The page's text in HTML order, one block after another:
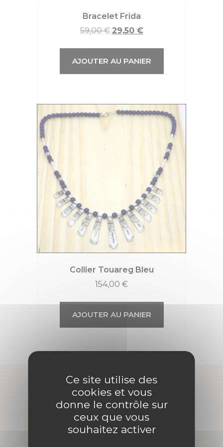
Bracelet Frida
59,00€ 29,50 €
AJOUTER AU PANIER
Collier Touareg Bleu
154,00 €
AJOUTER AU PANIER
Ce site utilise des
cookies et vous
donne le contrôle sur
ceux que vous
souhaitez activer